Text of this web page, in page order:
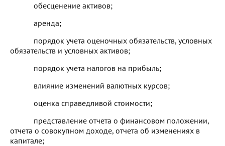
обесценение активов;
аренда;
порядок учета оценочных обязательств, условных
обязательств и условных активов;
порядок учета налогов на прибыль;
влияние изменений валютных курсов;
оценка справедливой стоимости;
представление отчета о финансовом положении,
отчета о совокупном доходе, отчета об изменениях в
капитале;